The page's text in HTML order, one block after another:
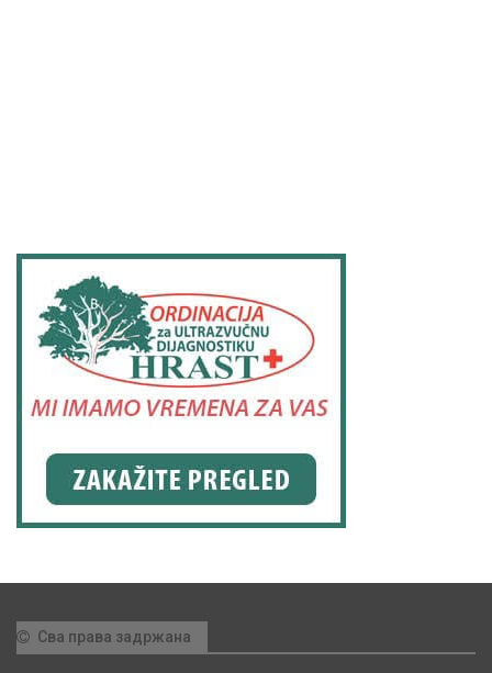
Сва права задржана